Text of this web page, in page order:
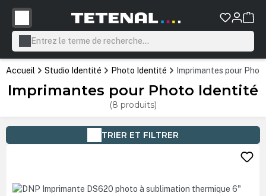
principal
Accueil Studio Identité Photo Identité Imprimantes pour
Imprimantes pour Photo Identité
(8 produits)
TRIER ET FILTRER